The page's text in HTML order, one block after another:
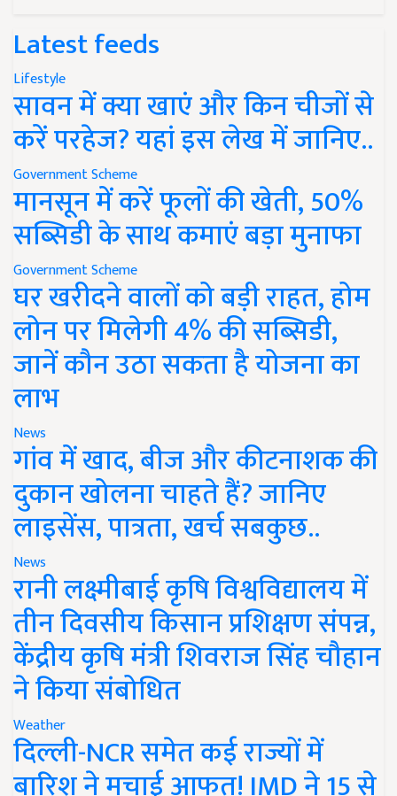
Latest feeds
Lifestyle
सावन में क्या खाएं और किन चीजों से
करें परहेज? यहां इस लेख में जानिए..
Government Scheme
मानसून में करें फूलों की खेती, 50%
सब्सिडी के साथ कमाएं बड़ा मुनाफा
Government Scheme
घर खरीदने वालों को बड़ी राहत, होम
लोन पर मिलेगी 4% की सब्सिडी,
जानें कौन उठा सकता है योजना का
लाभ
News
गांव में खाद, बीज और कीटनाशक की
दुकान खोलना चाहते हैं? जानिए
लाइसेंस, पात्रता, खर्च सबकुछ..
News
रानी लक्ष्मीबाई कृषि विश्वविद्यालय में
तीन दिवसीय किसान प्रशिक्षण संपन्न,
केंद्रीय कृषि मंत्री शिवराज सिंह चौहान
ने किया संबोधित
Weather
दिल्ली-NCR समेत कई राज्यों में
बारिश ने मचाई आफत! IMD ने 15 से